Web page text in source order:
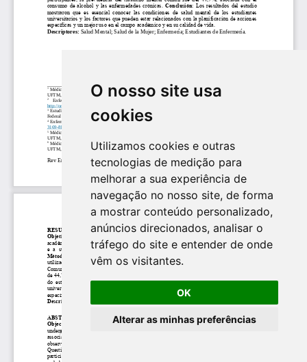
O nosso site usa
cookies
Utilizamos cookies e outras
tecnologias de medição para
melhorar a sua experiência de
navegação no nosso site, de forma
a mostrar conteúdo personalizado,
anúncios direcionados, analisar o
tráfego do site e entender de onde
vêm os visitantes.
OK
Alterar as minhas preferências